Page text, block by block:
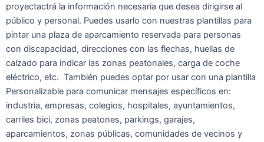
proyectactrá la información necesaria que desea dirigirse al
público y personal. Puedes usarlo con nuestras plantillas para
pintar una plaza de aparcamiento reservada para personas
con discapacidad, direcciones con las flechas, huellas de
calzado para indicar las zonas peatonales, carga de coche
eléctrico, etc. También puedes optar por usar con una plantilla
Personalizable para comunicar mensajes específicos en:
industria, empresas, colegios, hospitales, ayuntamientos,
carriles bici, zonas peatones, parkings, garajes,
aparcamientos, zonas públicas, comunidades de vecinos y